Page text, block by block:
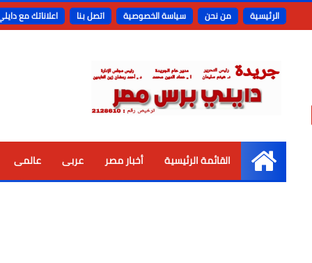
الرئيسية من نحن سياسة الخصوصية اتصل بنا اعلاناتك مع
الرئيسية
القائمة الرئيسية أخبار مصر عربى عالمى